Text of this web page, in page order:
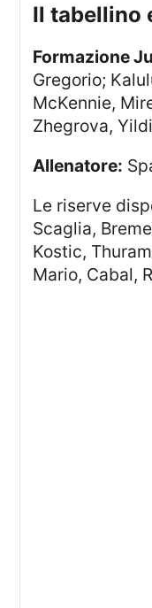
il tabellino
Formazione
Gregorio;
McKennie,
Zhegrova,
Allenatore:
Le riserve disponibili erano: Perin,
Scaglia,
Kostic,
Mario, Cabal,